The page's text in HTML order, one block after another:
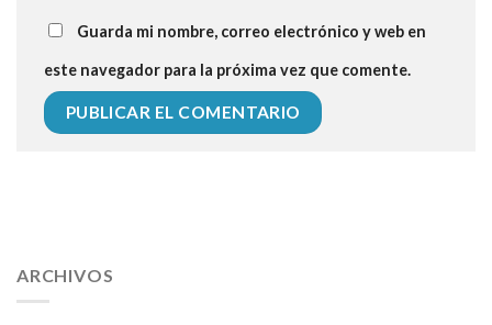
Guarda mi nombre, correo electrónico y web en
este navegador para la próxima vez que comente.
pressure 112 50
fitness trackers monitor blood pressure
ARCHIVOS